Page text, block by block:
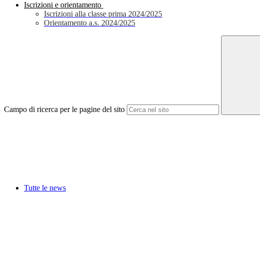
Iscrizioni e orientamento
Iscrizioni alla classe prima 2024/2025
Orientamento a.s. 2024/2025
Campo di ricerca per le pagine del sito
Tutte le news